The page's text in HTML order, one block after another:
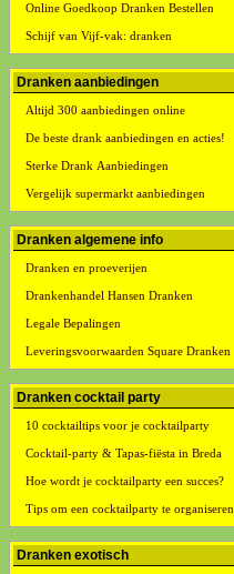
Online Goedkoop Dranken Bestellen
Schijf van Vijf-vak: dranken
Dranken aanbiedingen
Altijd 300 aanbiedingen online
De beste drank aanbiedingen en acties!
Sterke Drank Aanbiedingen
Vergelijk supermarkt aanbiedingen
Dranken algemene info
Dranken en proeverijen
Drankenhandel Hansen Dranken
Legale Bepalingen
Leveringsvoorwaarden Square Dranken
Dranken cocktail party
10 cocktailtips voor je cocktailparty
Cocktail-party & Tapas-fiësta in Breda
Hoe wordt je cocktailparty een succes?
Tips om een cocktailparty te organiseren
Dranken exotisch